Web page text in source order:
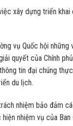
xây dựng triển
vụ Quốc hội
quyết của Chính
tin đại chúng
du lịch.
nhiệm bảo đảm
nhiệm vụ của Ban